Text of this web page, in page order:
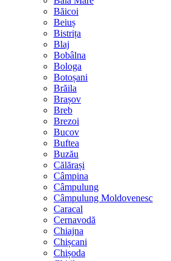
Băicoi
Beiuș
Bistrița
Blaj
Bobâlna
Bologa
Botoșani
Brăila
Brașov
Breb
Brezoi
Bucov
Buftea
Buzău
Călărași
Câmpina
Câmpulung
Câmpulung Moldovenesc
Caracal
Cernavodă
Chiajna
Chișcani
Chișoda